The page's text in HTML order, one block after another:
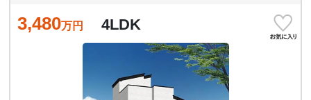
3,480万円 4LDK